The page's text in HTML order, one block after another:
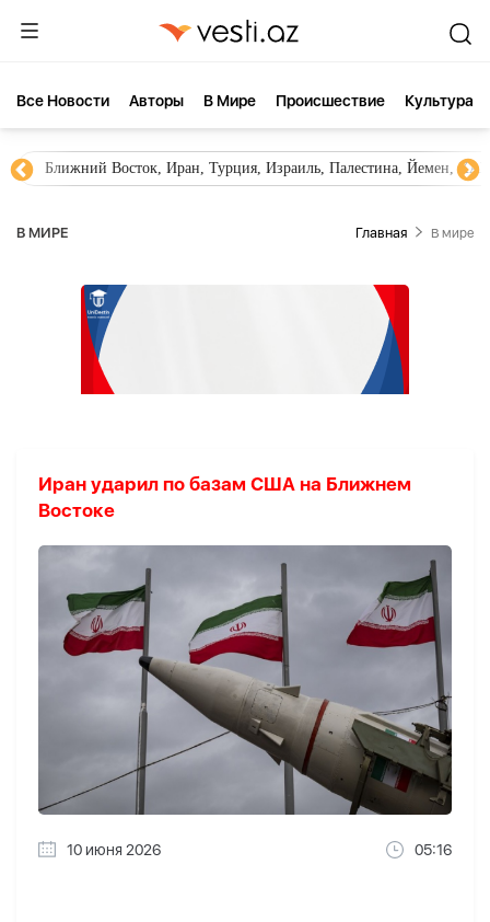
Все Новости Aвторы В Мире Происшествие Культура
Ближний Восток, Иран, Турция, Израиль, Палестина, Йемен,
В МИРЕ Главная В мире
Иран ударил по базам США на Ближнем
Востоке
10 июня 2026 05:16